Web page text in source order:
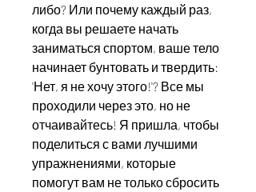
либо? Или почему каждый раз,
когда вы решаете начать
заниматься спортом, ваше тело
начинает бунтовать и твердить:
'Нет, я не хочу этого!'? Все мы
проходили через это, но не
отчаивайтесь! Я пришла, чтобы
поделиться с вами лучшими
упражнениями, которые
помогут вам не только сбросить